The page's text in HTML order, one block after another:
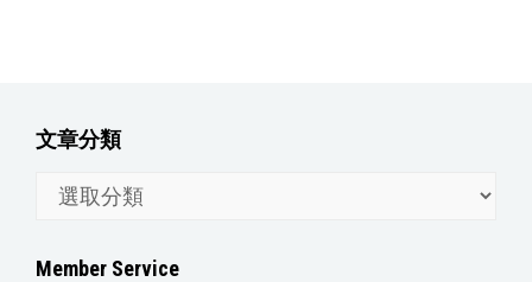
文章分類
分
Member Service